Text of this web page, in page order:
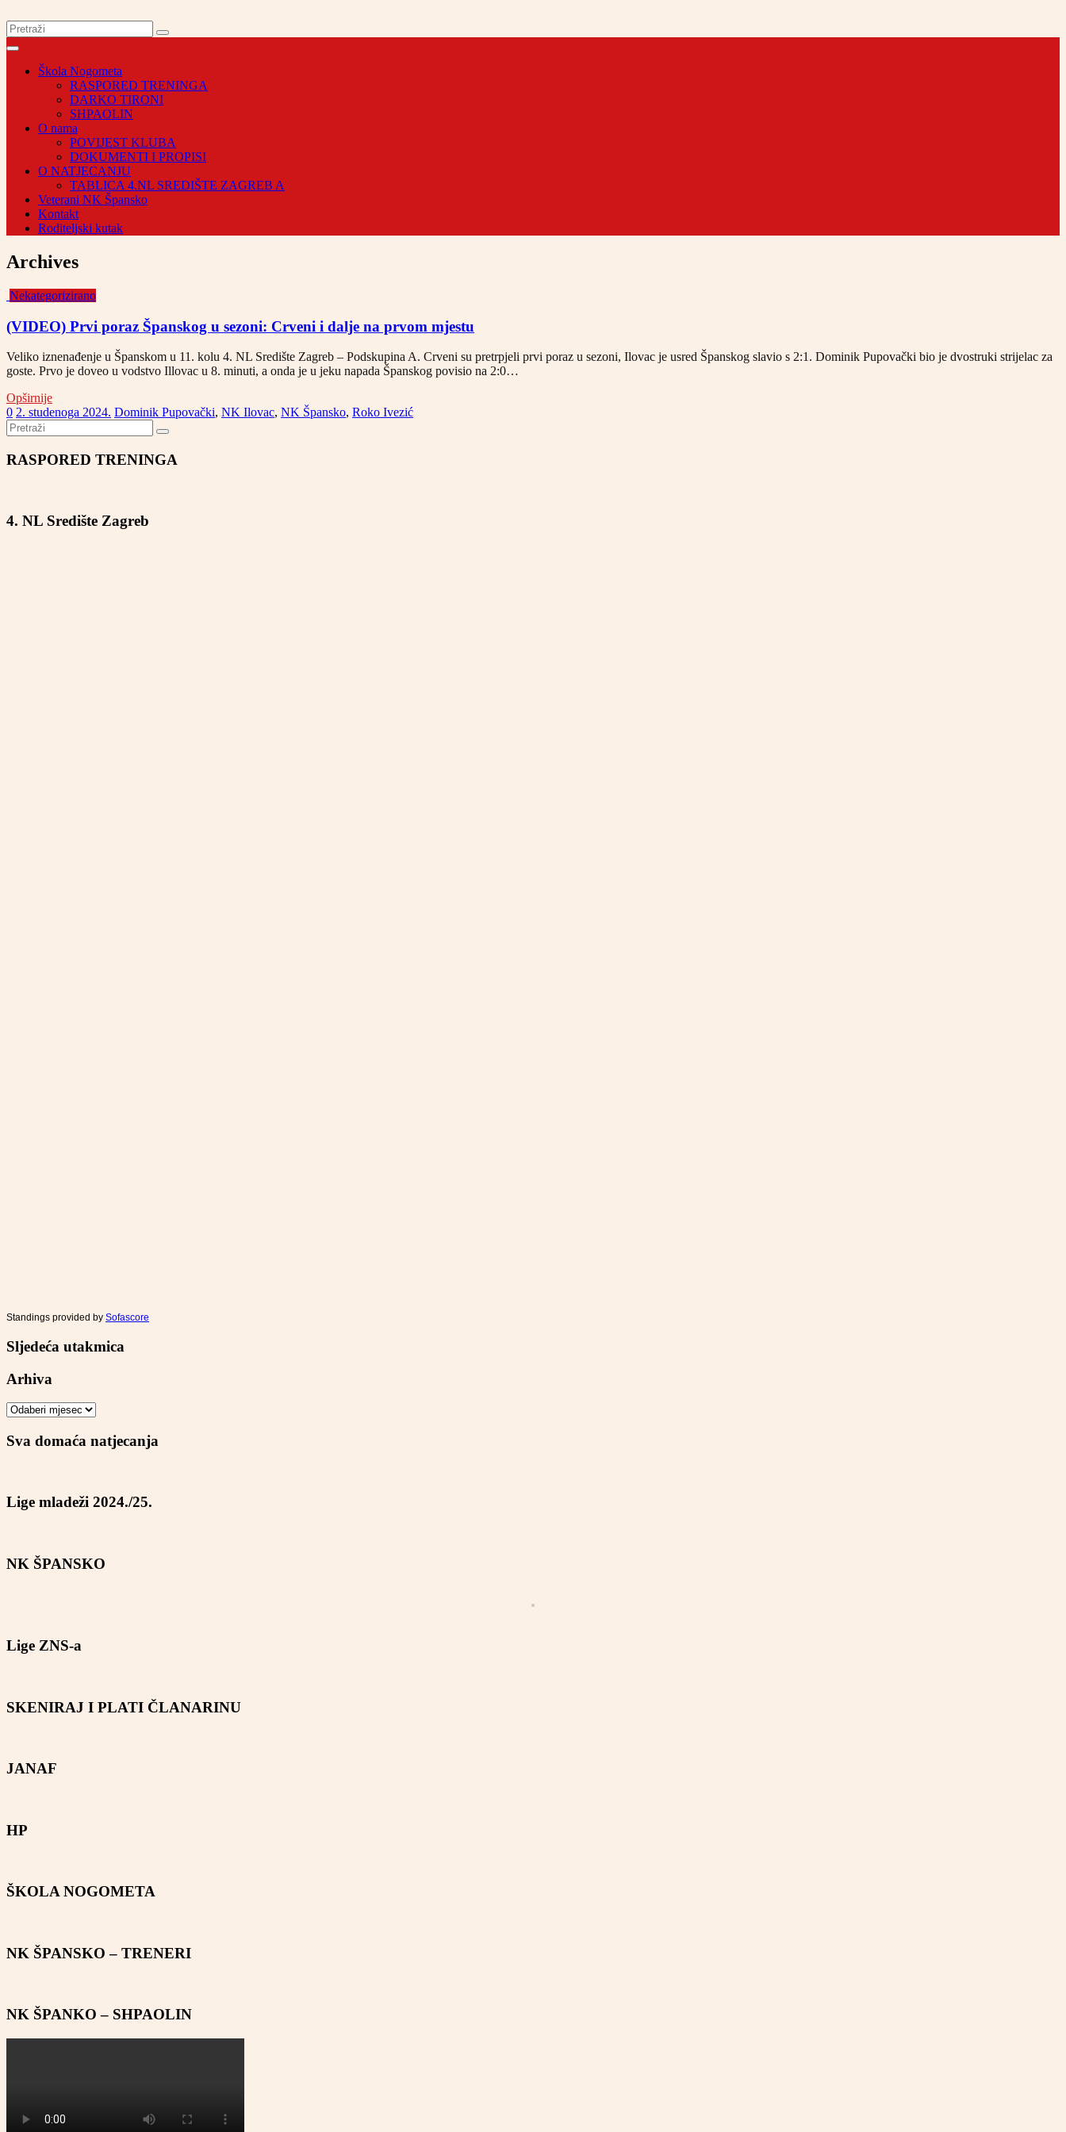
Škola Nogometa
RASPORED TRENINGA
DARKO TIRONI
SHPAOLIN
O nama
POVIJEST KLUBA
DOKUMENTI I PROPISI
O NATJECANJU
TABLICA 4.NL SREDIŠTE ZAGREB A
Veterani NK Špansko
Kontakt
Roditeljski kutak
Archives
Nekategorizirano
(VIDEO) Prvi poraz Španskog u sezoni: Crveni i dalje na prvom mjestu
Veliko iznenađenje u Španskom u 11. kolu 4. NL Središte Zagreb – Podskupina A. Crveni su pretrpjeli prvi poraz u sezoni, Ilovac je usred Španskog slavio s 2:1. Dominik Pupovački bio je dvostruki strijelac za
goste. Prvo je doveo u vodstvo Illovac u 8. minuti, a onda je u jeku napada Španskog povisio na 2:0…
Opširnije
0 2. studenoga 2024. Dominik Pupovački, NK Ilovac, NK Špansko, Roko Ivezić
RASPORED TRENINGA
4. NL Središte Zagreb
Standings provided by Sofascore
Sljedeća utakmica
Arhiva
Arhiva
Sva domaća natjecanja
Lige mladeži 2024./25.
NK ŠPANSKO
Lige ZNS-a
SKENIRAJ I PLATI ČLANARINU
JANAF
HP
ŠKOLA NOGOMETA
NK ŠPANSKO – TRENERI
NK ŠPANKO – SHPAOLIN